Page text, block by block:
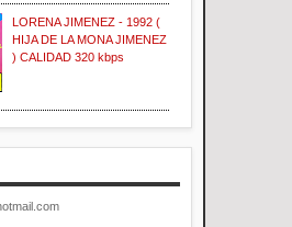
LORENA JIMENEZ - 1992 (
HIJA DE LA MONA JIMENEZ
) CALIDAD 320 kbps